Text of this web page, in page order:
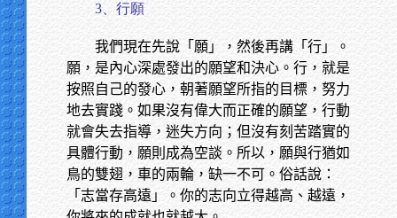
3、行願
我們現在先說「願」，然後再講「行」。
願，是內心深處發出的願望和決心。行，就是
按照自己的發心，朝著願望所指的目標，努力
地去實踐。如果沒有偉大而正確的願望，行動
就會失去指導，迷失方向；但沒有刻苦踏實的
具體行動，願則成為空談。所以，願與行猶如
鳥的雙翅，車的兩輪，缺一不可。俗話說：
「志當存高遠」。你的志向立得越高、越遠，